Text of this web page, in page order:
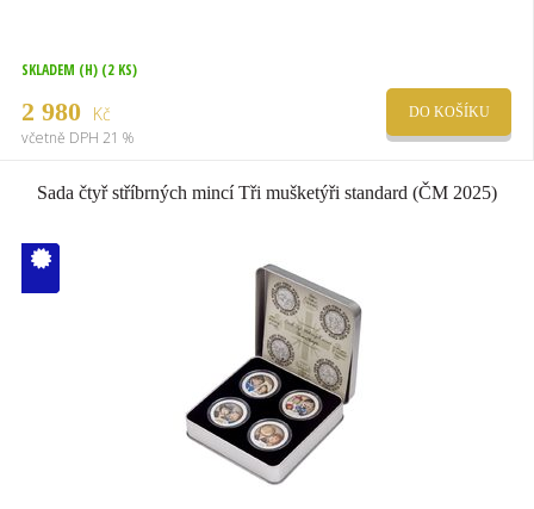
SKLADEM (H) (2 KS)
2 980 Kč
včetně DPH 21 %
DO KOŠÍKU
Sada čtyř stříbrných mincí Tři mušketýři standard (ČM 2025)
V ČM zcela